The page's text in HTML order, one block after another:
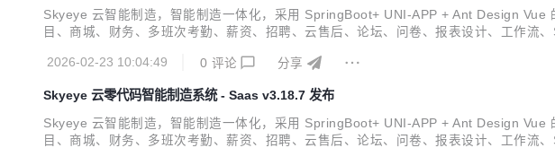
Skyeye 云智能制造，智能制造一体化，采用 SpringBoot+ UNI-APP + Ant Design
目、商城、财务、多班次考勤、薪资、招聘、云售后、论坛、问卷、报表设计、工作
2026-02-23 10:04:49
0 评论 分享
Skyeye 云零代码智能制造系统 - Saas v3.18.7 发布
Skyeye 云智能制造，智能制造一体化，采用 SpringBoot+ UNI-APP + Ant Design
目、商城、财务、多班次考勤、薪资、招聘、云售后、论坛、问卷、报表设计、工作流